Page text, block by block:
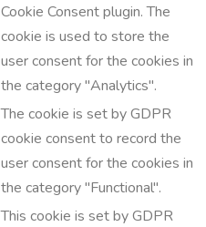
Cookie Consent plugin. The
cookie is used to store the
user consent for the cookies in
the category "Analytics".
The cookie is set by GDPR
cookie consent to record the
user consent for the cookies in
the category "Functional".
This cookie is set by GDPR